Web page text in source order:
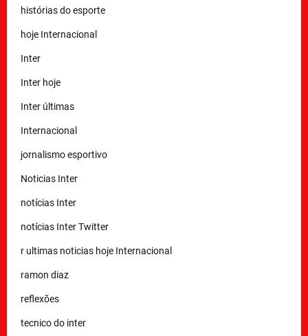
histórias do esporte
hoje Internacional
Inter
Inter hoje
Inter últimas
Internacional
jornalismo esportivo
Noticias Inter
notícias Inter
notícias Inter Twitter
r ultimas noticias hoje Internacional
ramon diaz
reflexões
tecnico do inter